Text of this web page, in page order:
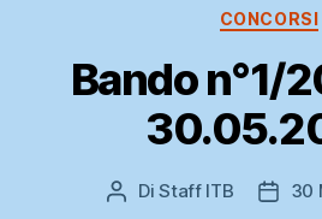
CONCORSI
Bando n°1/
Autore
DiStaff ITB
Data
30